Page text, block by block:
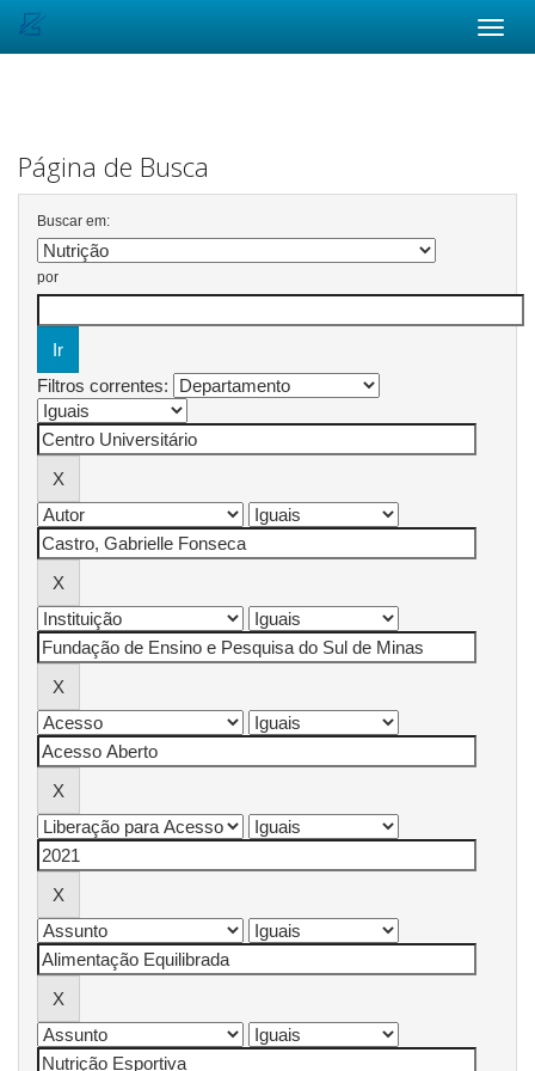
Página de Busca
Buscar em:
por
Filtros correntes: